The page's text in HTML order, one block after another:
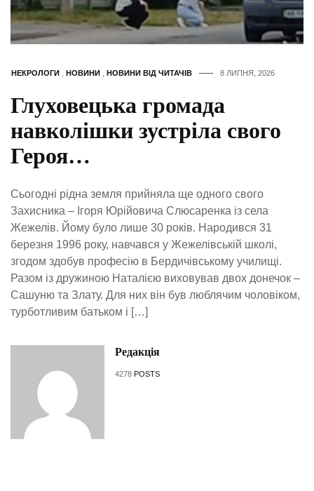
НЕКРОЛОГИ НОВИНИ НОВИНИ ВІД ЧИТАЧІВ 8 ЛИПНЯ, 2026
Глуховецька громада
навколішки зустріла свого
Героя…
Сьогодні рідна земля прийняла ще одного свого
Захисника – Ігоря Юрійовича Слюсаренка із села
Жежелів. Йому було лише 30 років. Народився 31
березня 1996 року, навчався у Жежелівській школі,
згодом здобув професію в Бердичівському училищі.
Разом із дружиною Наталією виховував двох донечок –
Сашуню та Злату. Для них він був люблячим чоловіком,
турботливим батьком і […]
Редакція
4278 POSTS